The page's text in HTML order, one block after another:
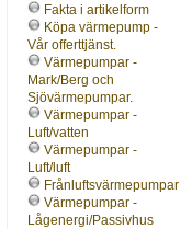
Fakta i artikelform
Köpa värmepump -
Vår offerttjänst.
Värmepumpar -
Mark/Berg och
Sjövärmepumpar.
Värmepumpar -
Luft/vatten
Värmepumpar -
Luft/luft
Frånluftsvärmepumpar
Värmepumpar -
Lågenergi/Passivhus